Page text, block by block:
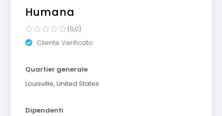
Humana
(0,0)
Cliente Verificato
Quartier generale
Louisville, United States
Dipendenti